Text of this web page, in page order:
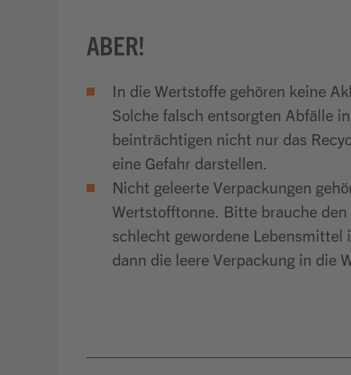
ABER!
In die Wertstoffe gehören keine
Solche falsch entsorgten Abfälle
beinträchtigen nicht nur das
eine Gefahr darstellen.
Nicht geleerte Verpackungen
Wertstofftonne. Bitte brauche
schlecht gewordene
dann die leere Verpackung in die